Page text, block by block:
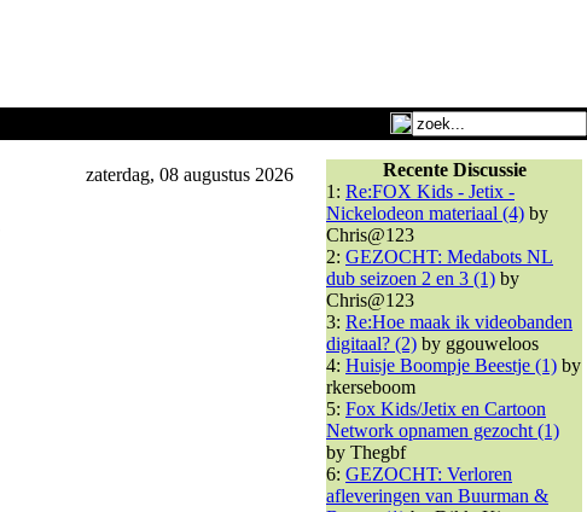
zaterdag, 08 augustus 2026
Recente Discussie
1: Re:FOX Kids - Jetix -
Nickelodeon materiaal (4) by
Chris@123
2: GEZOCHT: Medabots NL
dub seizoen 2 en 3 (1) by
Chris@123
3: Re:Hoe maak ik videobanden
digitaal? (2) by ggouweloos
4: Huisje Boompje Beestje (1) by
rkerseboom
5: Fox Kids/Jetix en Cartoon
Network opnamen gezocht (1)
by Thegbf
6: GEZOCHT: Verloren
afleveringen van Buurman &